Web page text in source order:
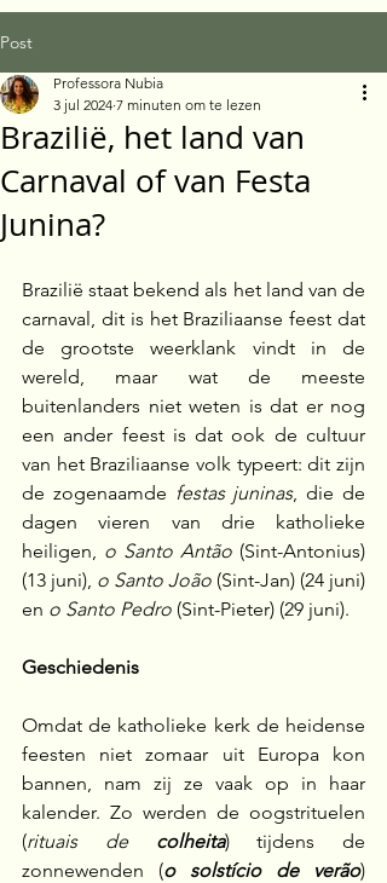
Post
Brazilië, het land van
Carnaval of van Festa
Junina?
Professora Nubia
3 jul 2024 7 minuten om te lezen
Brazilië staat bekend als het land van de
carnaval, dit is het Braziliaanse feest dat
de grootste weerklank vindt in de
wereld, maar wat de meeste
buitenlanders niet weten is dat er nog
een ander feest is dat ook de cultuur
van het Braziliaanse volk typeert: dit zijn
de zogenaamde festas juninas, die de
dagen vieren van drie katholieke
heiligen, o Santo Antão (Sint-Antonius)
(13 juni), o Santo João (Sint-Jan) (24 juni)
en o Santo Pedro (Sint-Pieter) (29 juni).
Geschiedenis
Omdat de katholieke kerk de heidense
feesten niet zomaar uit Europa kon
bannen, nam zij ze vaak op in haar
kalender. Zo werden de oogstrituelen
(rituais de colheita) tijdens de
zonnewenden
(o solstício de verão)